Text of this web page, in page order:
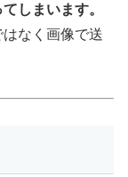
しまいます。
なく画像で送